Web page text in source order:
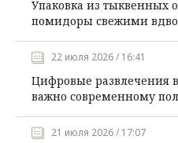
Упаковка из тыквенных
помидоры свежими
22 июля 2026 / 16:41
Цифровые развлечения
важно современному
21 июля 2026 / 17:07